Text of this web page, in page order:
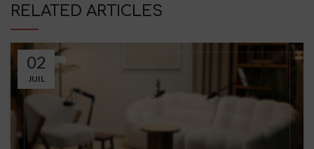
RELATED ARTICLES
02
JUIL